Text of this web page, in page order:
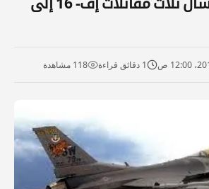
1 دقائق قراءة 118 مشاهدة